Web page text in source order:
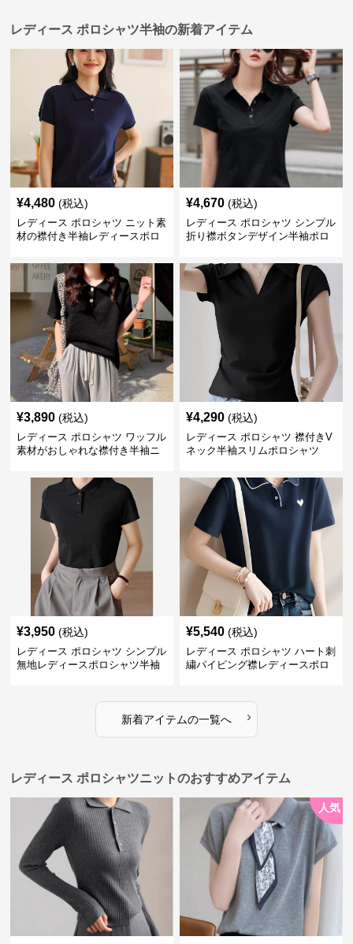
レディース ポロシャツ半袖の新着アイテム
¥4,480 (税込)
レディース ポロシャツ ニット素
材の襟付き半袖レディースポロ
¥4,670 (税込)
レディース ポロシャツ シンプル
折り襟ボタンデザイン半袖ポロ
¥3,890 (税込)
レディース ポロシャツ ワッフル
素材がおしゃれな襟付き半袖ニ
¥4,290 (税込)
レディース ポロシャツ 襟付きV
ネック半袖スリムポロシャツ
¥3,950 (税込)
レディース ポロシャツ シンプル
無地レディースポロシャツ半袖
¥5,540 (税込)
レディース ポロシャツ ハート刺
繍パイピング襟レディースポロ
新着アイテムの一覧へ ›
レディース ポロシャツニットのおすすめアイテム
人気